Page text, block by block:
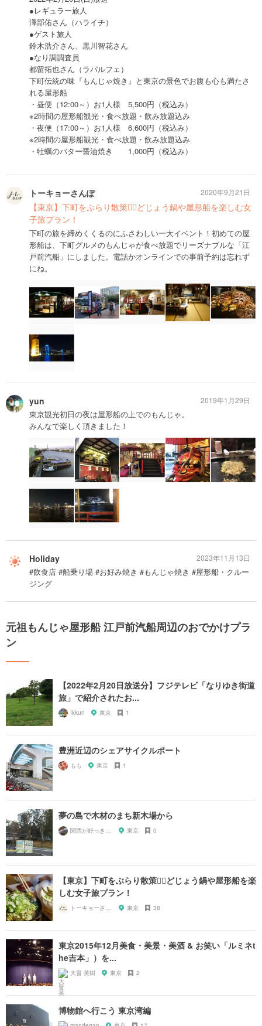
●レギュラー旅人
澤部佑さん（ハライチ）
●ゲスト旅人
鈴木浩介さん、黒川智花さん
●なり調調査員
都留拓也さん（ラパルフェ）
下町伝統の味『もんじゃ焼き』と東京の景色でお腹も心も満たさ
れる屋形船
・昼便（12:00～）お1人様 5,500円（税込み）
※2時間の屋形船観光・食べ放題・飲み放題込み
・夜便（17:00～）お1人様 6,600円（税込み）
※2時間の屋形船観光・食べ放題・飲み放題込み
・牡蠣のバター醤油焼き 1,000円（税込み）
トーキョーさんぽ
【東京】下町をぶらり散策🚶‍♀️どじょう鍋や屋形船を楽しむ女
子旅プラン！
下町の旅を締めくくるのにふさわしい一大イベント！初めての屋
形船は、下町グルメのもんじゃが食べ放題でリーズナブルな「江
戸前汽船」にしました。電話かオンラインでの事前予約は忘れず
にね。
2020年9月21日
yun
東京観光初日の夜は屋形船の上でのもんじゃ。
みんなで楽しく頂きました！
2019年1月29日
Holiday
#飲食店 #船乗り場 #お好み焼き #もんじゃ焼き #屋形船・クルー
ジング
2023年11月13日
元祖もんじゃ屋形船 江戸前汽船周辺のおでかけプラ
ン
【2022年2月20日放送分】フジテレビ「なりゆき街道
旅」で紹介されたお...
Ikkun 東京 1
豊洲近辺のシェアサイクルポート
もも 東京 1
夢の島で木材のまち新木場から
関西が好っきゃねん 東京 0
【東京】下町をぶらり散策🚶‍♀️どじょう鍋や屋形船を楽
しむ女子旅プラン！
トーキョーさんぽ 東京 38
東京2015年12月美食・美景・美酒 & お笑い「ルミネt
he吉本」）を...
大畠 英樹 東京 2
博物館へ行こう 東京湾編